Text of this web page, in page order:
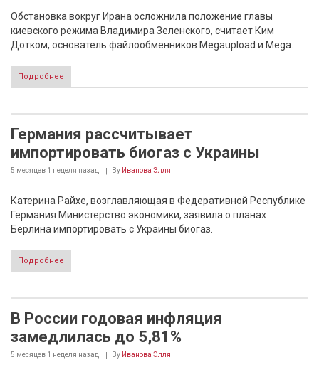
Обстановка вокруг Ирана осложнила положение главы
киевского режима Владимира Зеленского, считает Ким
Дотком, основатель файлообменников Megaupload и Mega.
Подробнее
Германия рассчитывает
импортировать биогаз с Украины
5 месяцев 1 неделя назад By Иванова Элля
Катерина Райхе, возглавляющая в Федеративной Республике
Германия Министерство экономики, заявила о планах
Берлина импортировать с Украины биогаз.
Подробнее
В России годовая инфляция
замедлилась до 5,81%
5 месяцев 1 неделя назад By Иванова Элля